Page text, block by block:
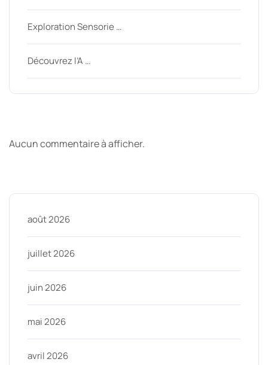
Exploration Sensorie …
Découvrez l’A …
Aucun commentaire à afficher.
août 2026
juillet 2026
juin 2026
mai 2026
avril 2026